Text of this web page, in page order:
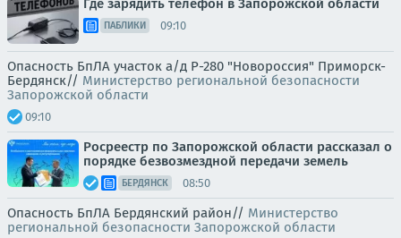
Где зарядить телефон в Запорожской области
ПАБЛИКИ 09:10
Опасность БпЛА участок а/д Р-280 "Новороссия" Приморск-
Бердянск// Министерство региональной безопасности
Запорожской области
09:10
Росреестр по Запорожской области рассказал о
порядке безвозмездной передачи земель
БЕРДЯНСК 08:50
Опасность БпЛА Бердянский район// Министерство
региональной безопасности Запорожской области